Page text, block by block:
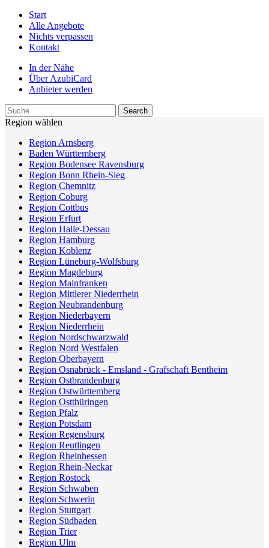
Start
Alle Angebote
Nichts verpassen
Kontakt
In der Nähe
Über AzubiCard
Anbieter werden
Region wählen
Region Arnsberg
Baden Württemberg
Region Bodensee Ravensburg
Region Bonn Rhein-Sieg
Region Chemnitz
Region Coburg
Region Cottbus
Region Erfurt
Region Halle-Dessau
Region Hamburg
Region Koblenz
Region Lüneburg-Wolfsburg
Region Magdeburg
Region Mainfranken
Region Mittlerer Niederrhein
Region Neubrandenburg
Region Niederbayern
Region Niederrhein
Region Nordschwarzwald
Region Nord Westfalen
Region Oberbayern
Region Osnabrück - Emsland - Grafschaft Bentheim
Region Ostbrandenburg
Region Ostwürttemberg
Region Ostthüringen
Region Pfalz
Region Potsdam
Region Regensburg
Region Reutlingen
Region Rheinhessen
Region Rhein-Neckar
Region Rostock
Region Schwaben
Region Schwerin
Region Stuttgart
Region Südbaden
Region Trier
Region Ulm